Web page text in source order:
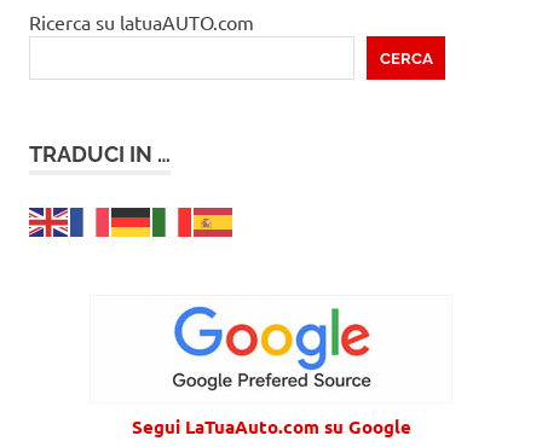
Ricerca su latuaAUTO.com
CERCA
TRADUCI IN …
Segui LaTuaAuto.com su Google